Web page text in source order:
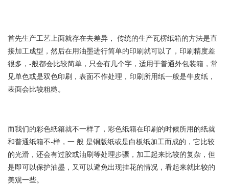
首先生产工艺上面就存在去差异， 传统的生产瓦楞纸箱的方法是直
接加工成型，然后在用油墨进行简单的印刷就可以了，印刷精度差
很多，-般都会比较简单，只会有几个字，适用于普通外包装箱，常
见单色或是双色印刷，表面不作处理，印刷所用纸一般是牛皮纸，
表面会比较粗糙。
而我们的彩色纸箱就不一样了，彩色纸箱在印刷的时候所用的纸就
和普通纸箱不-样，一 般 是铜版纸或是白板纸加工而成的，它比较
的光滑，还会有过胶或油刷等处理步骤，加工起来比较的复杂，但
是即可以保护油墨，又可以避免出现挂花的情况，看起来就比较的
美观一些。